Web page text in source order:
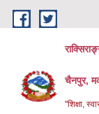
Skip to main content
चैनपुर,
"शिक्षा,